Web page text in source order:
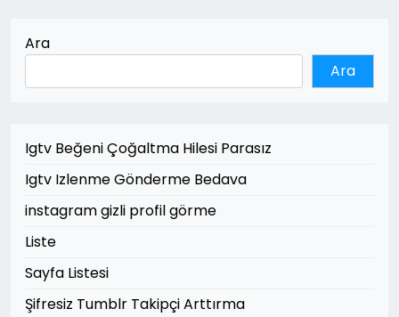
Ara
Ara
Igtv Beğeni Çoğaltma Hilesi Parasız
Igtv Izlenme Gönderme Bedava
instagram gizli profil görme
Liste
Sayfa Listesi
Şifresiz Tumblr Takipçi Arttırma